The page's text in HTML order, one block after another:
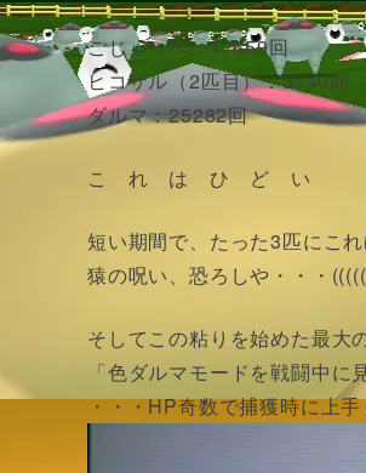
ごじゃっぺ：17659回
ヒコザル（2匹目）：3140
ダルマ：25282回
こ れ は ひ ど い
短い期間で、たった3匹にこ
猿の呪い、恐ろしや・・・
そしてこの粘りを始めた最大
「色ダルマモードを戦闘中
・・・HP奇数で捕獲時に上